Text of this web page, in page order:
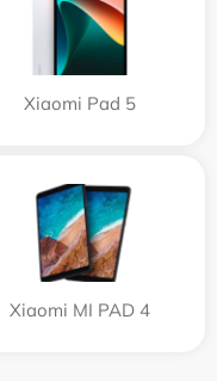
Xiaomi Pad 5
Xiaomi MI PAD 4